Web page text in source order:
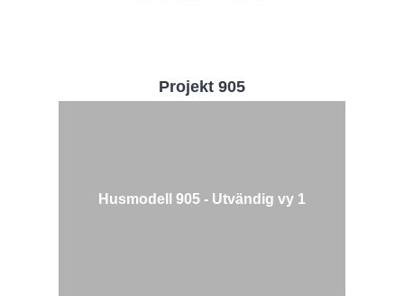
Projekt 905
Husmodell 905 - Utvändig vy 1